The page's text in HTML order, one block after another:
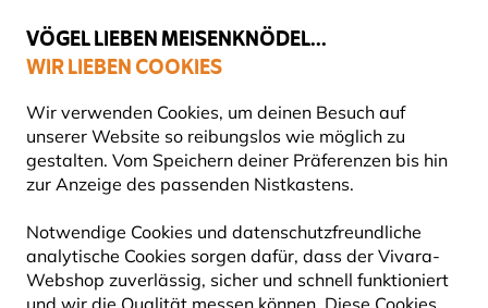
VÖGEL LIEBEN MEISENKNÖDEL...
WIR LIEBEN COOKIES
Wir verwenden Cookies, um deinen Besuch auf
unserer Website so reibungslos wie möglich zu
gestalten. Vom Speichern deiner Präferenzen bis hin
zur Anzeige des passenden Nistkastens.
Notwendige Cookies und datenschutzfreundliche
analytische Cookies sorgen dafür, dass der Vivara-
Webshop zuverlässig, sicher und schnell funktioniert
und wir die Qualität messen können. Diese Cookies
Top-bewertet in 11 Ländern
Gratis Versand ab 49 €
Produkte für Gartentiere Fledermauskästen
10% RABATT